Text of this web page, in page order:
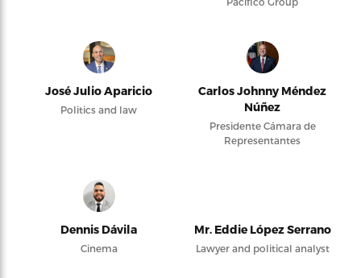
José Julio Aparicio
Politics and law
Carlos Johnny Méndez
Núñez
Presidente Cámara de
Representantes
Dennis Dávila
Cinema
Mr. Eddie López Serrano
Lawyer and political analyst